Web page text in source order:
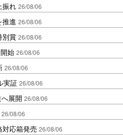
振れ 26/08/06
推進 26/08/06
別賞 26/08/06
始 26/08/06
26/08/06
実証 26/08/06
展開 26/08/06
26/08/06
応箱発売 26/08/06